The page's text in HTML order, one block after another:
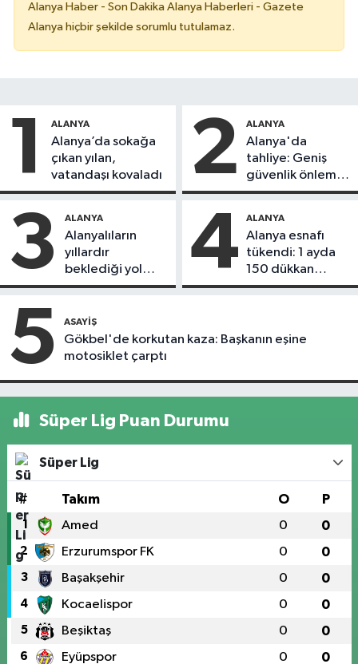
Alanya Haber - Son Dakika Alanya Haberleri - Gazete
Alanya hiçbir şekilde sorumlu tutulamaz.
1 ALANYA
Alanya’da sokağa
çıkan yılan,
vatandaşı kovaladı
2 ALANYA
Alanya'da
tahliye: Geniş
güvenlik önlemi
alındı
3 ALANYA
Alanyalıların
yıllardır
beklediği yol
askıdan döndü
4 ALANYA
Alanya esnafı
tükendi: 1 ayda
150 dükkan
kapandı
5 ASAYIŞ
Gökbel'de korkutan kaza: Başkanın eşine
motosiklet çarptı
Süper Lig Puan Durumu
Süper Lig
# Takım O P
1 Amed 0 0
2 Erzurumspor FK 0 0
3 Başakşehir 0 0
4 Kocaelispor 0 0
5 Beşiktaş 0 0
6 Eyüpspor 0 0